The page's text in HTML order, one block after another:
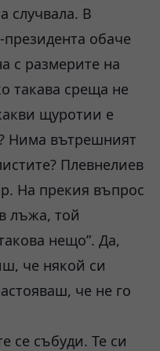
случвала. В
обаче
с размерите на
такава среща не
щуротии е
Нима вътрешният
Плевнелиев
На прекия въпрос
лъжа, той
нещо”. Да,
че някой си
че не го
се събуди. Те си